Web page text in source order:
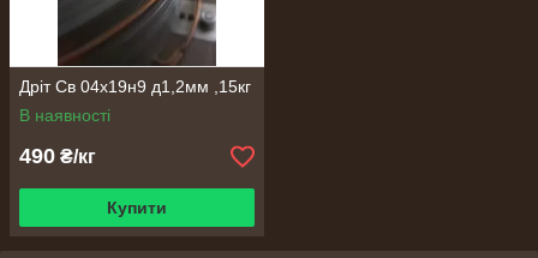
Дріт Св 04х19н9 д1,2мм ,15кг
В наявності
490 ₴/кг
Купити